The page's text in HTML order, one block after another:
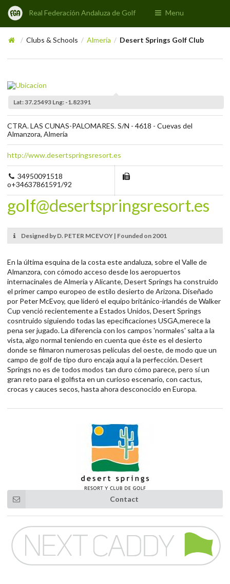
Real Federación Andaluza de Golf Menu
/ Clubs & Schools / Almería / Desert Springs Golf Club
Lat: 37.25493 Lng: -1.82391
CTRA. LAS CUNAS-PALOMARES. S/N - 4618 - Cuevas del
Almanzora, Almería
http://www.desertspringsresort.es
34950091518
o+34637861591/92
golf@desertspringsresort.es
Designed by D. PETER MCEVOY | Founded on 2001
En la última esquina de la costa este andaluza, sobre el Valle de
Almanzora, con cómodo acceso desde los aeropuertos
internacinales de Almería y Alicante, Desert Springs ha construido
el primer campo europeo de estilo desierto de Arizona. Diseñado
por Peter McEvoy, que lideró el equipo británico-irlandés de Walker
Cup venció recientemente a Estados Unidos, Desert Springs
cosntruido siguiendo todas las epecificaciones USGA,merece la
pena ser jugado. La diferencia con los campos 'normales' salta a la
vista, algo normal teniendo en cuenta que éste es el desierto
donde se filmaron numerosas películas del oeste, de modo que un
campo de golf de tipo duro encaja aquí a la perfección. Desert
Springs no es de todos modos tan duro cómo parece, pero sí un
gran reto para el golfista en un curioso escenario, con cactus,
crocas y cauces secos, hasta ahora desconocido en Europa.
Contact